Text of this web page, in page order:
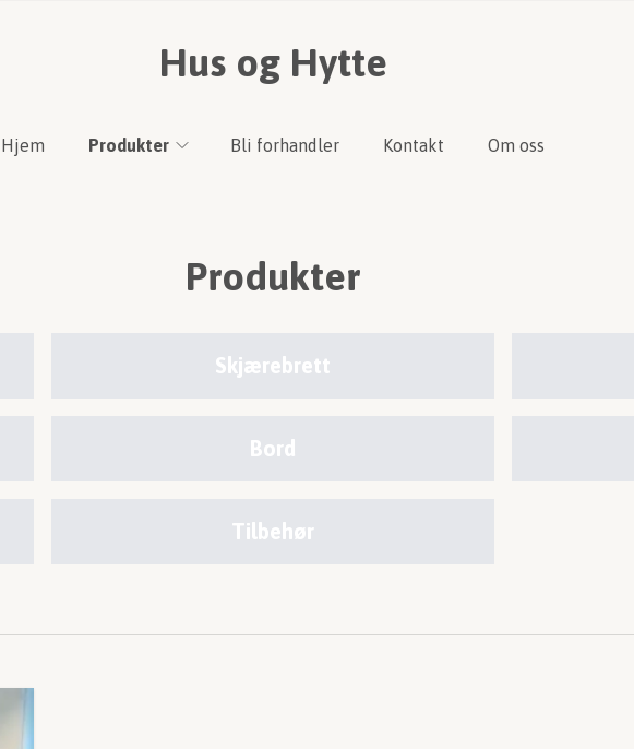
Hus og Hytte
Hjem Produkter Bli forhandler Kontakt Om oss
Produkter
Skjærebrett
Bord
Tilbehør